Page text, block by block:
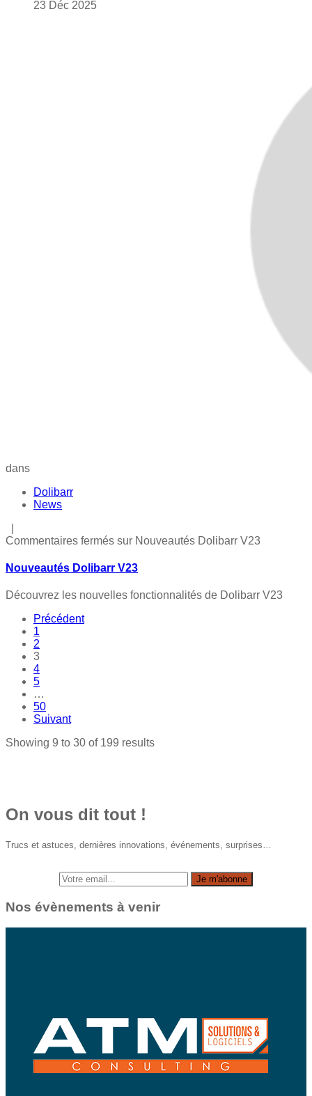
23 Déc 2025
dans
Dolibarr
News
Commentaires fermés sur Nouveautés Dolibarr V23
Nouveautés Dolibarr V23
Découvrez les nouvelles fonctionnalités de Dolibarr V23
Précédent
1
2
3
4
5
…
50
Suivant
Showing 9 to 30 of 199 results
On vous dit tout !
Trucs et astuces, dernières innovations, événements, surprises…
Nos évènements à venir